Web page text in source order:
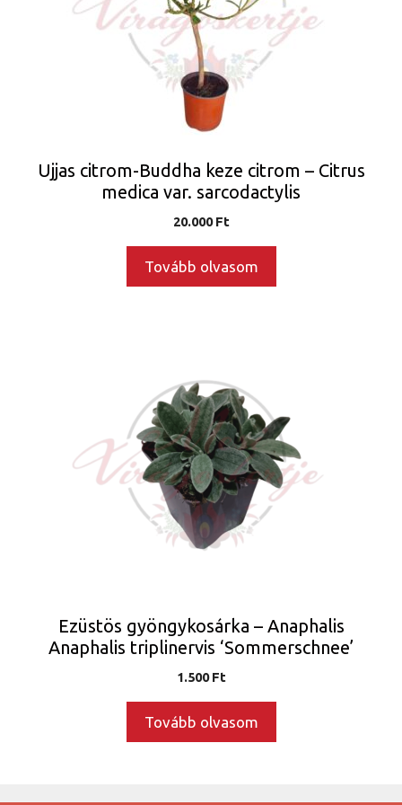
Ujjas citrom-Buddha keze citrom – Citrus
medica var. sarcodactylis
20.000Ft
Tovább olvasom
Ezüstös gyöngykosárka – Anaphalis
Anaphalis triplinervis ‘Sommerschnee’
1.500Ft
Tovább olvasom